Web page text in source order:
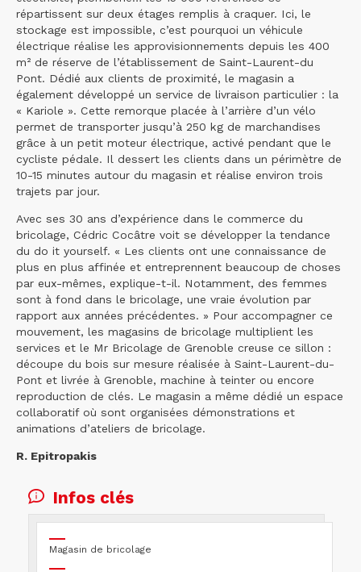
répartissent sur deux étages remplis à craquer. Ici, le
stockage est impossible, c’est pourquoi un véhicule
électrique réalise les approvisionnements depuis les 400
m² de réserve de l’établissement de Saint-Laurent-du
Pont. Dédié aux clients de proximité, le magasin a
également développé un service de livraison particulier : la
« Kariole ». Cette remorque placée à l’arrière d’un vélo
permet de transporter jusqu’à 250 kg de marchandises
grâce à un petit moteur électrique, activé pendant que le
cycliste pédale. Il dessert les clients dans un périmètre de
10-15 minutes autour du magasin et réalise environ trois
trajets par jour.
Avec ses 30 ans d’expérience dans le commerce du
bricolage, Cédric Cocâtre voit se développer la tendance
du do it yourself. « Les clients ont une connaissance de
plus en plus affinée et entreprennent beaucoup de choses
par eux-mêmes, explique-t-il. Notamment, des femmes
sont à fond dans le bricolage, une vraie évolution par
rapport aux années précédentes. » Pour accompagner ce
mouvement, les magasins de bricolage multiplient les
services et le Mr Bricolage de Grenoble creuse ce sillon :
découpe du bois sur mesure réalisée à Saint-Laurent-du-
Pont et livrée à Grenoble, machine à teinter ou encore
reproduction de clés. Le magasin a même dédié un espace
collaboratif où sont organisées démonstrations et
animations d’ateliers de bricolage.
R. Epitropakis
Infos clés
Magasin de bricolage